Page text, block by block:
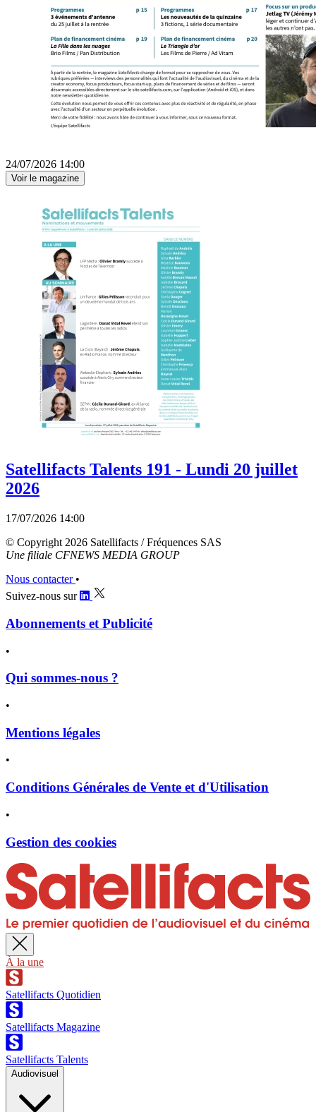
24/07/2026 14:00
Voir le magazine
Satellifacts Talents 191 - Lundi 20 juillet
2026
17/07/2026 14:00
© Copyright 2026 Satellifacts / Fréquences SAS
Une filiale CFNEWS MEDIA GROUP
Nous contacter •
Suivez-nous sur
Abonnements et Publicité
•
Qui sommes-nous ?
•
Mentions légales
•
Conditions Générales de Vente et d'Utilisation
•
Gestion des cookies
À la une
Satellifacts Quotidien
Satellifacts Magazine
Satellifacts Talents
Audiovisuel